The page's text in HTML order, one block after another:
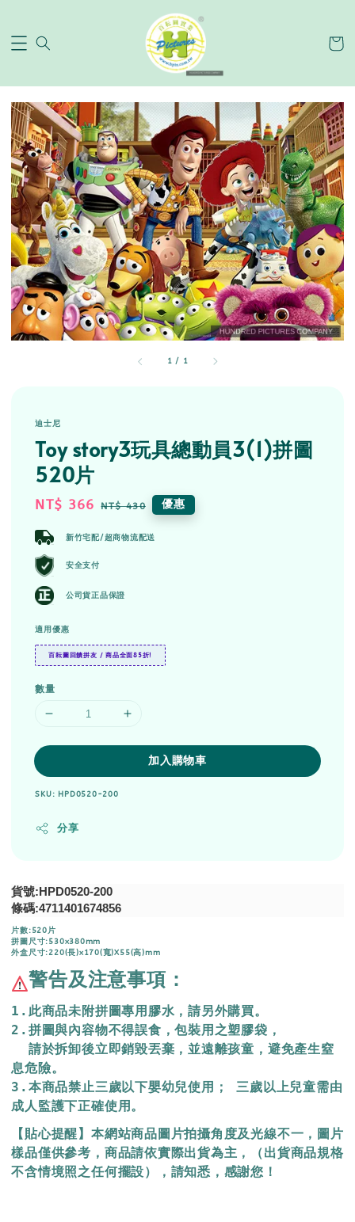
1 / 1
迪士尼
Toy story3玩具總動員3(1)拼圖
520片
Sale
NT$ 366 Regular
NT$ 430 優惠
新竹宅配/超商物流配送
安全支付
公司貨正品保證
適用優惠
百耘圖回饋拼友 / 商品全面85折!
數量
加入購物車
SKU: HPD0520-200
分享
貨號:HPD0520-200
條碼:4711401674856
片數:520片
拼圖尺寸:530x380mm
外盒尺寸:220(長)x170(寬)X55(高)mm
警告及注意事項：
1.此商品未附拼圖專用膠水，請另外購買。
2.拼圖與內容物不得誤食，包裝用之塑膠袋，
  請於拆卸後立即銷毀丟棄，
並遠離孩童，避免產生窒
息危險。
3.本商品禁止三歲以下嬰幼兒使用； 三歲以上兒童需由
成人監護下正確使用。
【貼心提醒】本網站商品圖片拍攝角度及光線不一，圖片
樣品僅供參考，商品請依實際出貨為主，（出貨商品規格
不含情境照之任何擺設），請知悉，感謝您！